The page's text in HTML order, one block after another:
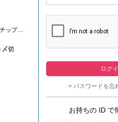
VALUE PLUS ポテトチップスうすしお味・のり塩味
〆切
2023.04.21
システムメンテナンスに
お知らせ
2022.12.28
モラタメシステムメンテ
ス停止のお知らせ
ログ
> パスワードを忘
お持ちの ID で